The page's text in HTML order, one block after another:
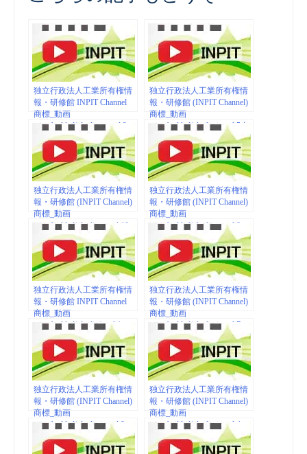
独立行政法人工業所有権情
報・研修館 INPIT Channel
商標_動画
（embedded/playlist） vol.2
独立行政法人工業所有権情
報・研修館 (INPIT Channel)
商標_動画
（embedded/playlist）vol.5 知
財総合支援窓口
独立行政法人工業所有権情
報・研修館 (INPIT Channel)
商標_動画
（embedded/playlist）vol.10
独立行政法人工業所有権情
報・研修館 (INPIT Channel)
商標_動画
（embedded/playlist）vol.8
独立行政法人工業所有権情
報・研修館 INPIT Channel
商標_動画
（embedded/playlist) vol.1
独立行政法人工業所有権情
報・研修館 (INPIT Channel)
商標_動画
（embedded/playlist）vol.7 ぶ
らり地団紀行
独立行政法人工業所有権情
報・研修館 (INPIT Channel)
商標_動画
（embedded/playlist）vol.9
IPAS (スタートアップに向
けた知財アクセラレーショ
独立行政法人工業所有権情
報・研修館 (INPIT Channel)
商標_動画
（embedded/playlist）vol.4